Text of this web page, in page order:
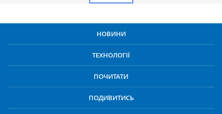
НОВИНИ
ТЕХНОЛОГІЇ
ПОЧИТАТИ
ПОДИВИТИСЬ